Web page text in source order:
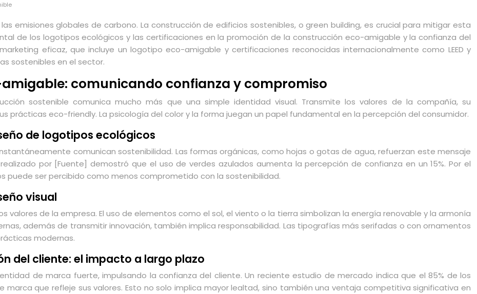
emisiones globales de carbono. La construcción de edificios sostenibles, o green building, es crucial para mitigar esta
de los logotipos ecológicos y las certificaciones en la promoción de la construcción eco-amigable y la confianza del
eficaz, que incluye un logotipo eco-amigable y certificaciones reconocidas internacionalmente como LEED y
sostenibles en el sector.
comunicando confianza y compromiso
sostenible comunica mucho más que una simple identidad visual. Transmite los valores de la compañía, su
prácticas eco-friendly. La psicología del color y la forma juegan un papel fundamental en la percepción del consumidor.
de logotipos ecológicos
comunican sostenibilidad. Las formas orgánicas, como hojas o gotas de agua, refuerzan este mensaje
por [Fuente] demostró que el uso de verdes azulados aumenta la percepción de confianza en un 15%. Por el
puede ser percibido como menos comprometido con la sostenibilidad.
visual
valores de la empresa. El uso de elementos como el sol, el viento o la tierra simbolizan la energía renovable y la armonía
además de transmitir innovación, también implica responsabilidad. Las tipografías más serifadas o con ornamentos
modernas.
del cliente: el impacto a largo plazo
de marca fuerte, impulsando la confianza del cliente. Un reciente estudio de mercado indica que el 85% de los
que refleje sus valores. Esto no solo implica mayor lealtad, sino también una ventaja competitiva significativa en